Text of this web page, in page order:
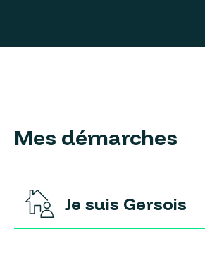
Mes démarches
Je suis Gersois